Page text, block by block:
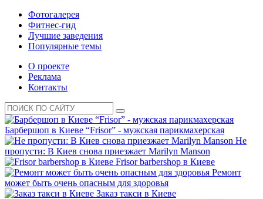
Фотогалерея
Фитнес-гид
Лучшие заведения
Популярные темы
О проекте
Реклама
Контакты
Барбершоп в Киеве “Frisor” - мужская парикмахерская
Не
пропусти: В Киев снова приезжает Marilyn Manson
Frisor barbershop в Киеве
Ремонт
может быть очень опасным для здоровья
Заказ такси в Киеве